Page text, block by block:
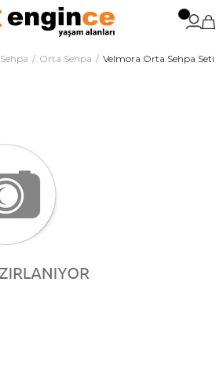
Sehpa Orta Sehpa Velmora Orta Sehpa Seti